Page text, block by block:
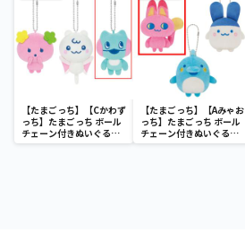
【たまごっち】【Cかわず
っち】たまごっち ボール
チェーン付きぬいぐるみ
～Tamagotchi
【たまごっち】【Aみゃお
っち】たまごっち ボール
チェーン付きぬいぐるみ
～Tamagotchi